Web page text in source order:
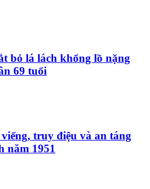
bỏ lá lách khổng lồ nặng
69 tuổi
truy điệu và an táng
năm 1951